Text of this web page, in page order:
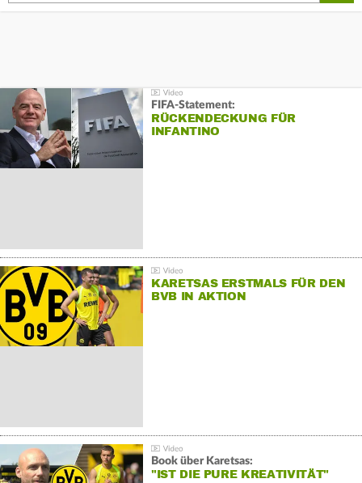
FIFA-Statement:
RÜCKENDECKUNG FÜR
INFANTINO
KARETSAS ERSTMALS FÜR DEN
BVB IN AKTION
Book über Karetsas:
"IST DIE PURE KREATIVITÄT"